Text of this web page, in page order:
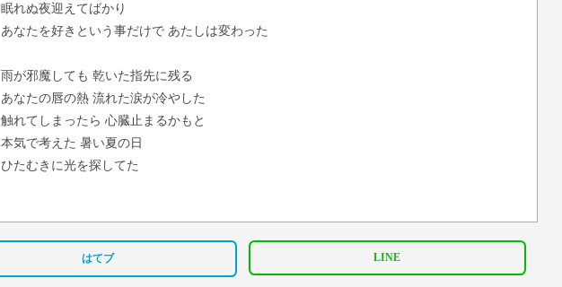
眠れぬ夜迎えてばかり
あなたを好きという事だけで あたしは変わった
雨が邪魔しても 乾いた指先に残る
あなたの唇の熱 流れた涙が冷やした
触れてしまったら 心臓止まるかもと
本気で考えた 暑い夏の日
ひたむきに光を探してた
離れ離れじゃないんだから あたしはこうして…
はてブ LINE